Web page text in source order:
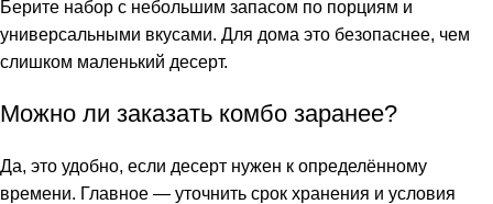
Берите набор с небольшим запасом по порциям и
универсальными вкусами. Для дома это безопаснее, чем
слишком маленький десерт.
Можно ли заказать комбо заранее?
Да, это удобно, если десерт нужен к определённому
времени. Главное — уточнить срок хранения и условия